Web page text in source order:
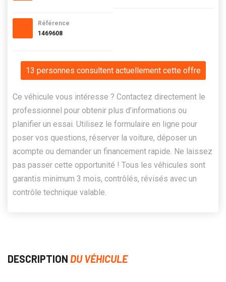
Référence
1469608
13 personnes consultent actuellement cette offre
Ce véhicule vous intéresse ? Contactez directement le
professionnel pour obtenir plus d’informations ou
planifier un essai. Utilisez le formulaire en ligne pour
poser vos questions, réserver la voiture, déposer un
acompte ou demander un financement rapide. Ne laissez
pas passer cette opportunité ! Tous les véhicules sont
garantis minimum 3 mois, contrôlés, révisés avec un
contrôle technique valable.
DESCRIPTION DU VÉHICULE